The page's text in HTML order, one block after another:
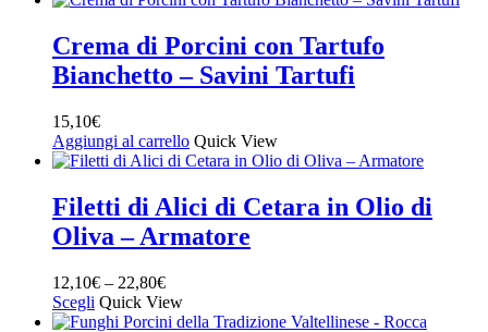
Crema di Porcini con Tartufo
Bianchetto – Savini Tartufi
15,10€
Aggiungi al carrello Quick View
Filetti di Alici di Cetara in Olio di
Oliva – Armatore
12,10€ – 22,80€
Scegli Quick View